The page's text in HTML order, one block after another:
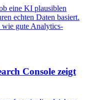
eine KI plausiblen
echten Daten basiert.
gute Analytics-
Console zeigt